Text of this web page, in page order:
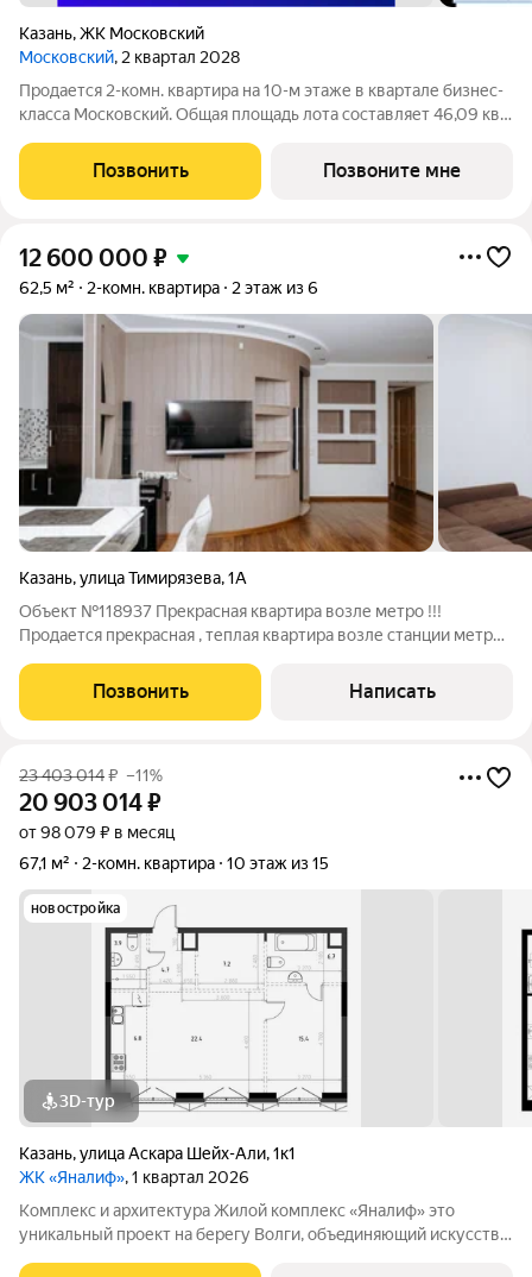
Казань,ЖК Московский
Московский, 2 квартал 2028
Продается 2-комн. квартира на 10-м этаже в квартале бизнес-
класса Московский. Общая площадь лота составляет 46,09 кв.
кухонную зону. Номер квартиры - 244 Московский это
идеальное
Позвонить Позвоните мне
12 600 000 ₽
62,5 м² 2-комн. квартира 2 этаж из 6
Казань,улица Тимирязева,1А
Объект №118937 Прекрасная квартира возле метро !!!
Продается прекрасная , теплая квартира возле станции метро .
инфраструктурой . В шаговой доступности : гимназии номер
36 , 37 ,10, школа 112 , 7
Позвонить Написать
23 403 014₽ –11%
20 903 014₽
от 98 079 ₽ в месяц
67,1 м²
2-комн. квартира 10 этаж из 15
новостройка
3D-тур
Казань,улица Аскара Шейх-Али,1к1
ЖК «Яналиф», 1 квартал 2026
Комплекс и архитектура Жилой кoмплекc «Янaлиф» это
уникaльный пpоект на беpегу Bолги, oбъeдиняющий иcкусcтвo